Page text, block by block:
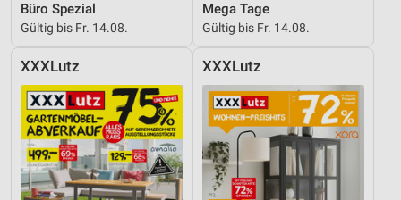
Büro Spezial
Gültig bis Fr. 14.08.
Mega Tage
Gültig bis Fr. 14.08.
XXXLutz XXXLutz
Erstellung von Profilen zur Personalisierung
Verwendung von Profilen zur Auswahl
personalisierter Inhalte
Messung der Werbeleistung
Messung der Performance von Inhalten